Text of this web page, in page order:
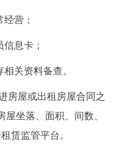
营；
息卡；
关资料备查。
屋或出租房屋合同之
屋坐落、面积、间数、
赁监管平台。